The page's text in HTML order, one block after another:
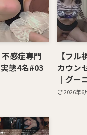
不感症専門
態4名#03
【フ
カウン
｜グー
2026年6